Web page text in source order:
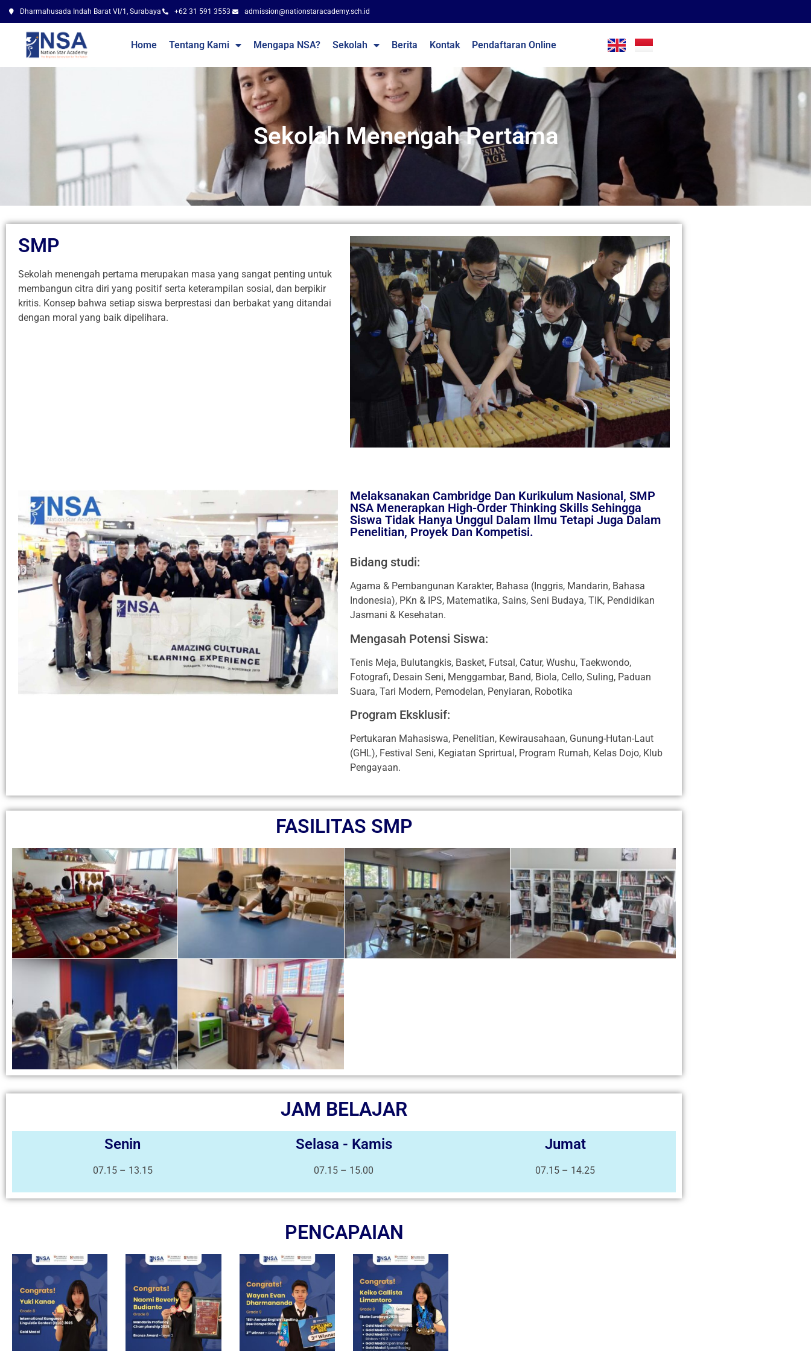
Dharmahusada Indah Barat VI/1, Surabaya +62 31 591 3553 admission@nationstaracademy.sch.id
Home Tentang Kami Mengapa NSA? Sekolah Berita Kontak Pendaftaran Online
Sekolah Menengah Pertama
SMP
Sekolah menengah pertama merupakan masa yang sangat penting untuk
membangun citra diri yang positif serta keterampilan sosial, dan berpikir
kritis. Konsep bahwa setiap siswa berprestasi dan berbakat yang ditandai
dengan moral yang baik dipelihara.
Melaksanakan Cambridge Dan Kurikulum Nasional, SMP
NSA Menerapkan High-Order Thinking Skills Sehingga
Siswa Tidak Hanya Unggul Dalam Ilmu Tetapi Juga Dalam
Penelitian, Proyek Dan Kompetisi.
Bidang studi:
Agama & Pembangunan Karakter, Bahasa (Inggris, Mandarin, Bahasa
Indonesia), PKn & IPS, Matematika, Sains, Seni Budaya, TIK, Pendidikan
Jasmani & Kesehatan.
Mengasah Potensi Siswa:
Tenis Meja, Bulutangkis, Basket, Futsal, Catur, Wushu, Taekwondo,
Fotografi, Desain Seni, Menggambar, Band, Biola, Cello, Suling, Paduan
Suara, Tari Modern, Pemodelan, Penyiaran, Robotika
Program Eksklusif:
Pertukaran Mahasiswa, Penelitian, Kewirausahaan, Gunung-Hutan-Laut
(GHL), Festival Seni, Kegiatan Sprirtual, Program Rumah, Kelas Dojo, Klub
Pengayaan.
FASILITAS SMP
JAM BELAJAR
Senin
07.15 – 13.15
Selasa - Kamis
07.15 – 15.00
Jumat
07.15 – 14.25
PENCAPAIAN